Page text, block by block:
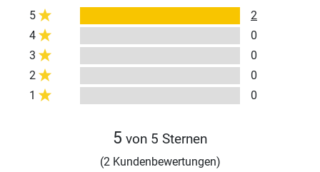
5
2
4
0
3
0
2
0
1
0
5 von 5 Sternen
(2 Kundenbewertungen)